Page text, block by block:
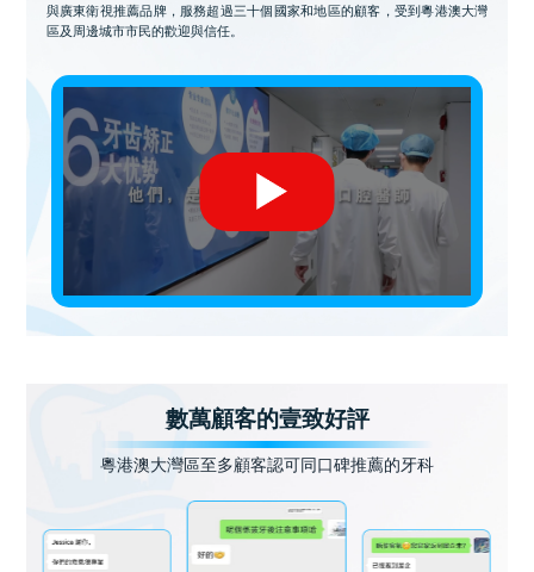
與廣東衛視推薦品牌，服務超過三十個國家和地區的顧客，受到粵港澳大灣
區及周邊城市市民的歡迎與信任。
數萬顧客的壹致好評
粵港澳大灣區至多顧客認可同口碑推薦的牙科